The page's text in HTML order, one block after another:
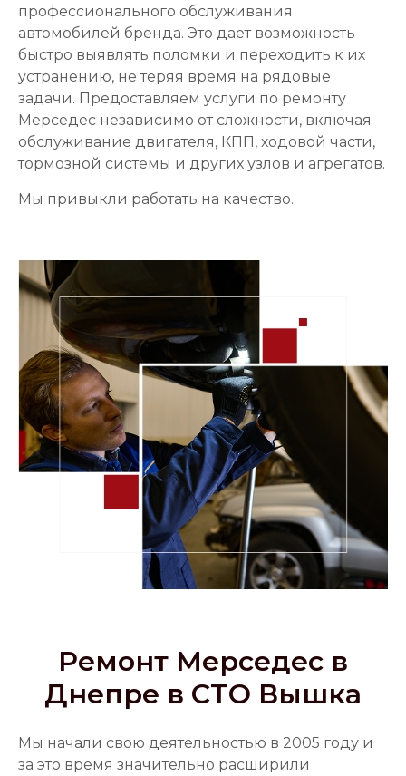
профессионального обслуживания
автомобилей бренда. Это дает возможность
быстро выявлять поломки и переходить к их
устранению, не теряя время на рядовые
задачи. Предоставляем услуги по ремонту
Мерседес независимо от сложности, включая
обслуживание двигателя, КПП, ходовой части,
тормозной системы и других узлов и агрегатов.
Мы привыкли работать на качество.
Ремонт Мерседес в
Днепре в СТО Вышка
Мы начали свою деятельностью в 2005 году и
за это время значительно расширили